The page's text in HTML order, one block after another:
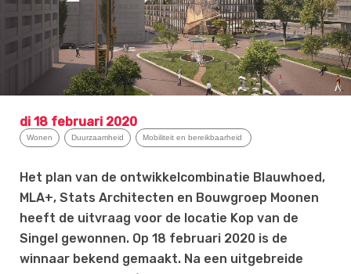
di 18 februari 2020
Wonen Duurzaamheid Mobiliteit en bereikbaarheid
Het plan van de ontwikkelcombinatie Blauwhoed,
MLA+, Stats Architecten en Bouwgroep Moonen
heeft de uitvraag voor de locatie Kop van de
Singel gewonnen. Op 18 februari 2020 is de
winnaar bekend gemaakt. Na een uitgebreide